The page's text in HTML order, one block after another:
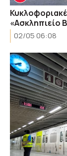
«Ασκληπιείο
02/05 06:08